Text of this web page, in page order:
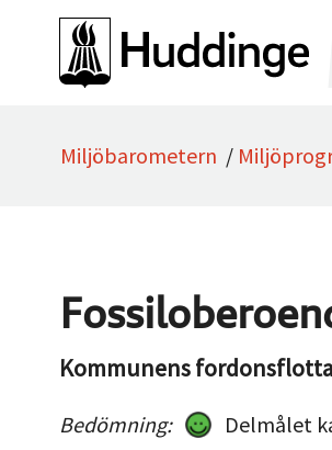
Gå direkt till sidans innehåll
Miljöbarometern /
Kommunens
Bedömning: Delmålet